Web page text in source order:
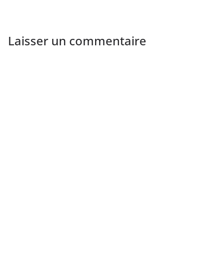
Laisser un commentaire